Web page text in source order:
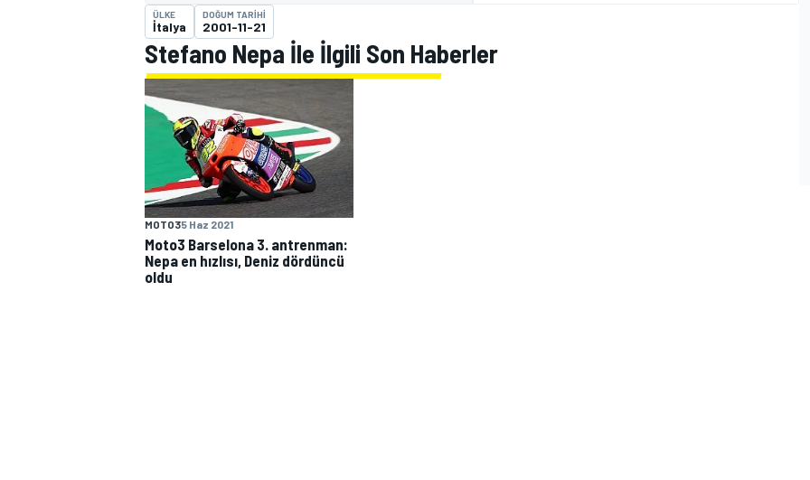
WORLD SUPERBIKE
ÜLKE
İtalya
DOĞUM TARIHI
2001-11-21
Stefano Nepa İle İlgili Son Haberler
MOTO35 Haz 2021
Moto3 Barselona 3. antrenman:
Nepa en hızlısı, Deniz dördüncü
oldu